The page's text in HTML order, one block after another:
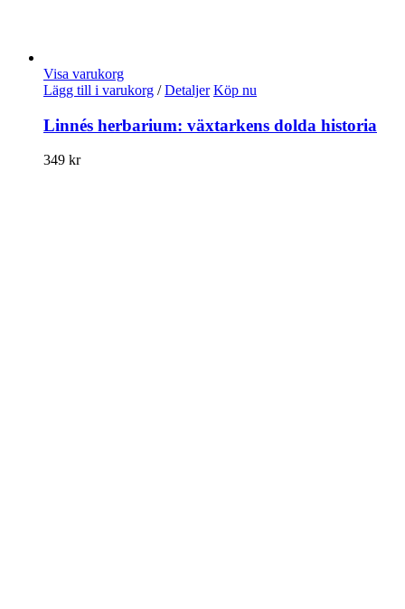
Visa varukorg
Lägg till i varukorg / Detaljer Köp nu
Linnés herbarium: växtarkens dolda historia
349 kr